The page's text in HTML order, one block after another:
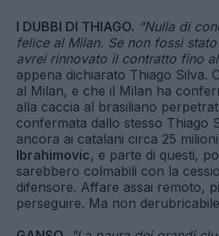
I DUBBI DI THIAGO. "Nulla di
felice al Milan. Se non fossi
avrei rinnovato il contratto fino
appena dichiarato Thiago Silva.
al Milan, e che il Milan ha
alla caccia al brasiliano
confermata dallo stesso Thiago
ancora ai catalani circa 25
Ibrahimovic, e parte di questi,
sarebbero colmabili con la
difensore. Affare assai remoto,
perseguire. Ma non